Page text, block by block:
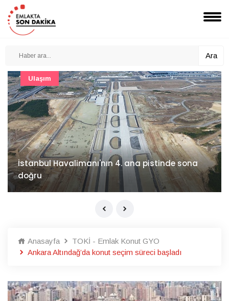
Ara
İzocam'da Metriks Sistemi ile akıllı üretim
dönemi başladı
Şirket Haberleri
Anasayfa
TOKİ - Emlak Konut GYO
Ankara Altındağ’da konut seçim süreci başladı